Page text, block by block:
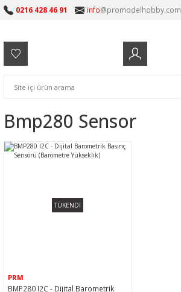
0216 428 46 91 info@promodelhobby.com
Bmp280 Sensor
TÜKENDİ
PRM
BMP280 I2C - Dijital Barometrik